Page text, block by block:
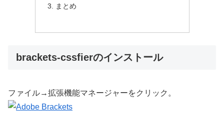
まとめ
brackets-cssfierのインストール
ファイル→拡張機能マネージャーをクリック。